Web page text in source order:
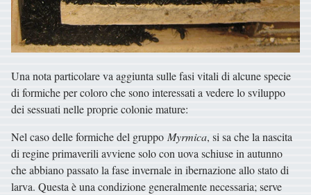
Una nota particolare va aggiunta sulle fasi vitali di alcune specie
di formiche per coloro che sono interessati a vedere lo sviluppo
dei sessuati nelle proprie colonie mature:
Nel caso delle formiche del gruppo Myrmica, si sa che la nascita
di regine primaverili avviene solo con uova schiuse in autunno
che abbiano passato la fase invernale in ibernazione allo stato di
larva. Questa è una condizione generalmente necessaria; serve